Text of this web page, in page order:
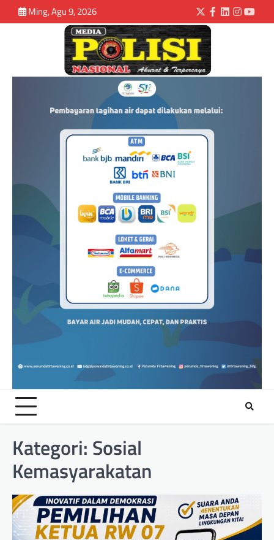
Ming, Agu 9, 2026
Kategori: Sosial
Kemasyarakatan